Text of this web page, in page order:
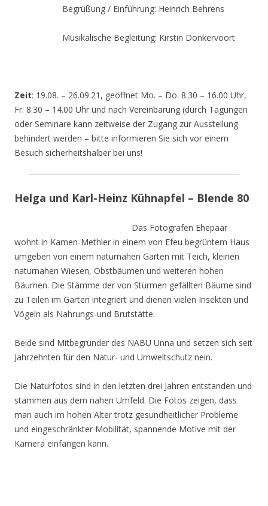
Begrüßung / Einführung: Heinrich Behrens
Musikalische Begleitung: Kirstin Donkervoort
Zeit: 19.08. – 26.09.21, geöffnet Mo. – Do. 8.30 – 16.00 Uhr,
Fr. 8.30 – 14.00 Uhr und nach Vereinbarung (durch Tagungen
oder Seminare kann zeitweise der Zugang zur Ausstellung
behindert werden – bitte informieren Sie sich vor einem
Besuch sicherheitshalber bei uns!
Helga und Karl-Heinz Kühnapfel – Blende 80
Das Fotografen Ehepaar
wohnt in Kamen-Methler in einem von Efeu begrüntem Haus
umgeben von einem naturnahen Garten mit Teich, kleinen
naturnahen Wiesen, Obstbäumen und weiteren hohen
Bäumen. Die Stämme der von Stürmen gefällten Bäume sind
zu Teilen im Garten integriert und dienen vielen Insekten und
Vögeln als Nahrungs-und Brutstätte.
Beide sind Mitbegründer des NABU Unna und setzen sich seit
Jahrzehnten für den Natur- und Umweltschutz nein.
Die Naturfotos sind in den letzten drei Jahren entstanden und
stammen aus dem nahen Umfeld. Die Fotos zeigen, dass
man auch im hohen Alter trotz gesundheitlicher Probleme
und eingeschränkter Mobilität, spannende Motive mit der
Kamera einfangen kann.